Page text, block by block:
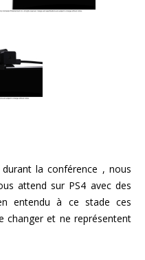
la conférence , nous
attend sur PS4 avec des
entendu à ce stade ces
changer et ne représentent